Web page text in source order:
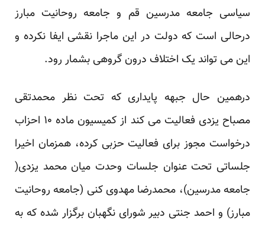
سیاسی جامعه مدرسین قم و جامعه روحانیت مبارز
درحالی است که دولت در این ماجرا نقشی ایفا نکرده و
این می تواند یک اختلاف درون گروهی بشمار رود.
درهمین حال جبهه پایداری که تحت نظر محمدتقی
مصباح یزدی فعالیت می کند از کمیسیون ماده ۱۰ احزاب
درخواست مجوز برای فعالیت حزبی کرده، همزمان اخیرا
جلساتی تحت عنوان جلسات وحدت میان محمد یزدی(
جامعه مدرسین)، محمدرضا مهدوی کنی (جامعه روحانیت
مبارز) و احمد جنتی دبیر شورای نگهبان برگزار شده که به